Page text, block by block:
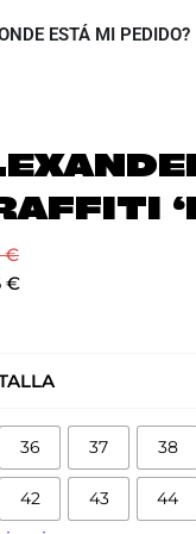
ESTÁ MI PEDIDO?
€
€
36 37 38
42 43 44